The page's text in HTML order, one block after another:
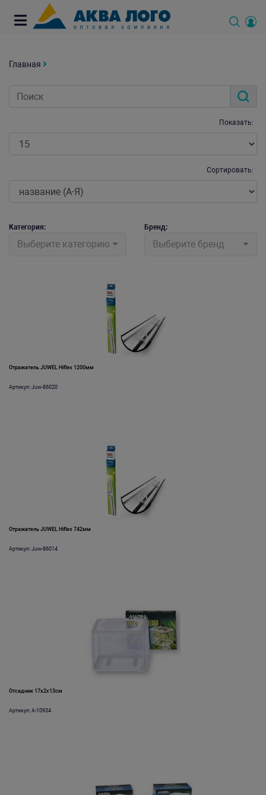
Главная
Показать:
Сортировать:
Категория:
Выберите категорию
Бренд:
Выберите бренд
Отражатель JUWEL Hiflex 1200мм
Артикул: Juw-86020
Отражатель JUWEL Hiflex 742мм
Артикул: Juw-86014
Отсадник 17х2х13см
Артикул: A-10934